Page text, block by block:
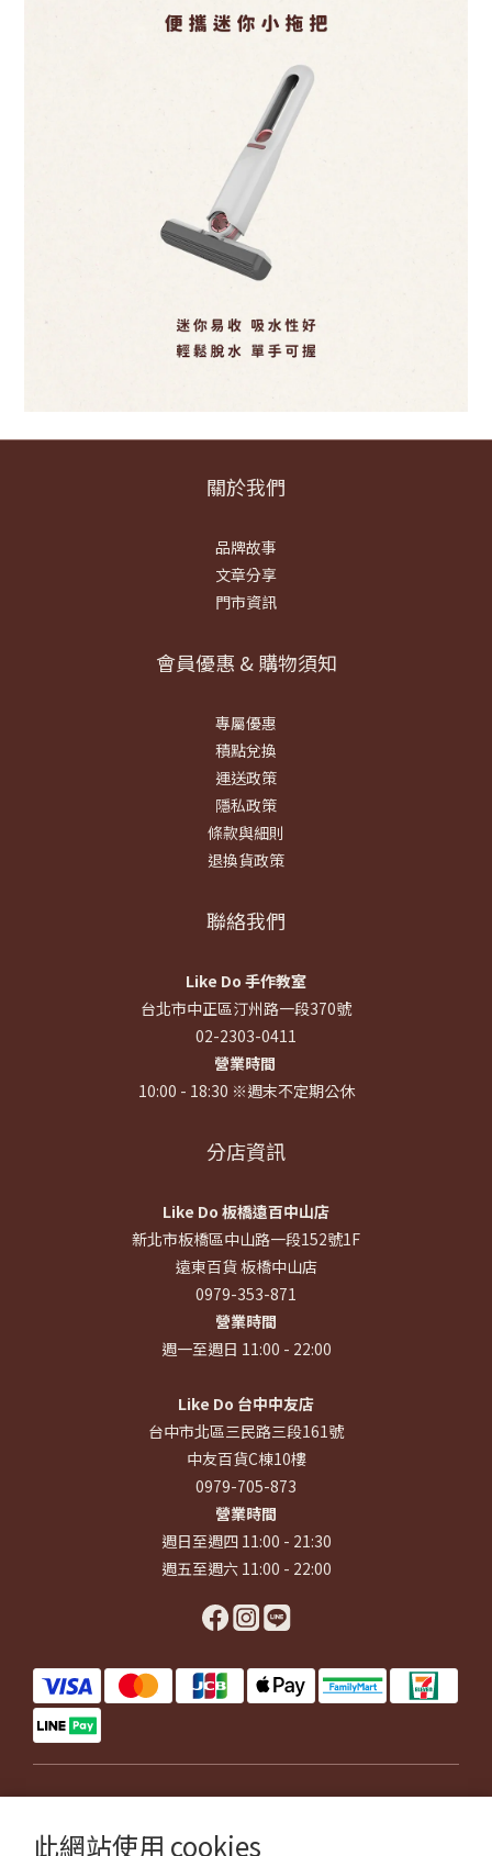
此網站使用 cookies
關於我們
品牌故事
文章分享
門市資訊
會員優惠 & 購物須知
專屬優惠
積點兌換
運送政策
隱私政策
條款與細則
退換貨政策
聯絡我們
Like Do 手作教室
台北市中正區汀州路一段370號
02-2303-0411
營業時間
10:00 - 18:30 ※週末不定期公休
分店資訊
Like Do 板橋遠百中山店
新北市板橋區中山路一段152號1F
遠東百貨 板橋中山店
0979-353-871
營業時間
週一至週日 11:00 - 22:00
Like Do 台中中友店
台中市北區三民路三段161號
中友百貨C棟10樓
0979-705-873
營業時間
週日至週四 11:00 - 21:30
週五至週六 11:00 - 22:00